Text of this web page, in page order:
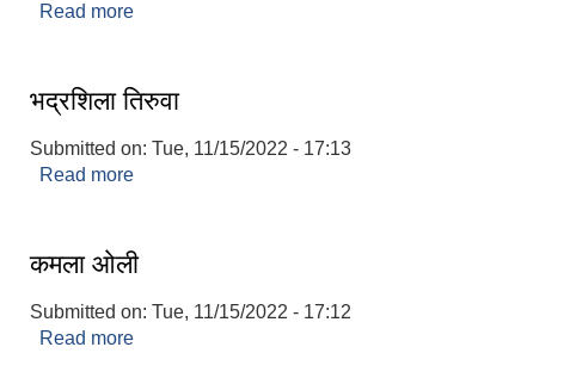
Read more
भद्रशिला तिरुवा
Submitted on: Tue, 11/15/2022 - 17:13
Read more
कमला ओली
Submitted on: Tue, 11/15/2022 - 17:12
Read more